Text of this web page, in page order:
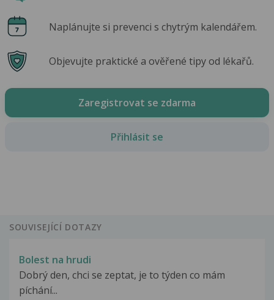
Naplánujte si prevenci s chytrým kalendářem.
Objevujte praktické a ověřené tipy od lékařů.
Zaregistrovat se zdarma
Přihlásit se
SOUVISEJÍCÍ DOTAZY
Bolest na hrudi
Dobrý den, chci se zeptat, je to týden co mám
píchání...